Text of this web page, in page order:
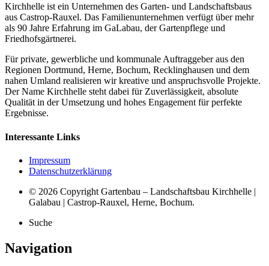
Kirchhelle ist ein Unternehmen des Garten- und Landschaftsbaus
aus Castrop-Rauxel. Das Familienunternehmen verfügt über mehr
als 90 Jahre Erfahrung im GaLabau, der Gartenpflege und
Friedhofsgärtnerei.
Für private, gewerbliche und kommunale Auftraggeber aus den
Regionen Dortmund, Herne, Bochum, Recklinghausen und dem
nahen Umland realisieren wir kreative und anspruchsvolle Projekte.
Der Name Kirchhelle steht dabei für Zuverlässigkeit, absolute
Qualität in der Umsetzung und hohes Engagement für perfekte
Ergebnisse.
Interessante Links
Impressum
Datenschutzerklärung
© 2026 Copyright Gartenbau – Landschaftsbau Kirchhelle |
Galabau | Castrop-Rauxel, Herne, Bochum.
Suche
Navigation